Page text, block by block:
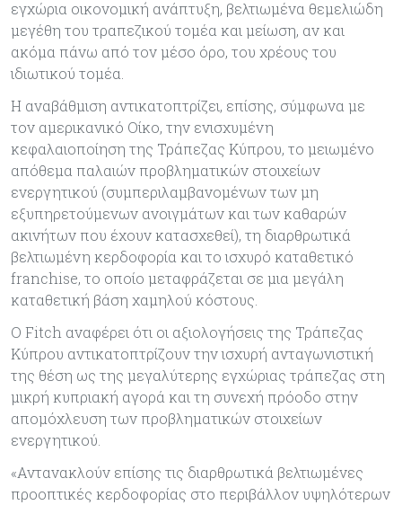
εγχώρια οικονομική ανάπτυξη, βελτιωμένα θεμελιώδη
μεγέθη του τραπεζικού τομέα και μείωση, αν και
ακόμα πάνω από τον μέσο όρο, του χρέους του
ιδιωτικού τομέα.
Η αναβάθμιση αντικατοπτρίζει, επίσης, σύμφωνα με
τον αμερικανικό Οίκο, την ενισχυμένη
κεφαλαιοποίηση της Τράπεζας Κύπρου, το μειωμένο
απόθεμα παλαιών προβληματικών στοιχείων
ενεργητικού (συμπεριλαμβανομένων των μη
εξυπηρετούμενων ανοιγμάτων και των καθαρών
ακινήτων που έχουν κατασχεθεί), τη διαρθρωτικά
βελτιωμένη κερδοφορία και το ισχυρό καταθετικό
franchise, το οποίο μεταφράζεται σε μια μεγάλη
καταθετική βάση χαμηλού κόστους.
Ο Fitch αναφέρει ότι οι αξιολογήσεις της Τράπεζας
Κύπρου αντικατοπτρίζουν την ισχυρή ανταγωνιστική
της θέση ως της μεγαλύτερης εγχώριας τράπεζας στη
μικρή κυπριακή αγορά και τη συνεχή πρόοδο στην
απομόχλευση των προβληματικών στοιχείων
ενεργητικού.
«Αντανακλούν επίσης τις διαρθρωτικά βελτιωμένες
προοπτικές κερδοφορίας στο περιβάλλον υψηλότερων